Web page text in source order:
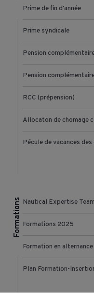
Prime de fin d'année
Prime syndicale
Pension
Pension
RCC (prépension)
Pécule de vacances
Formations Nautical Expertise Team
Formations 2025
Formation en alternance
Plan Formation-